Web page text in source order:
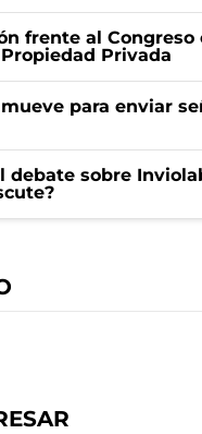
frente al Congreso
Privada
para enviar
debate sobre